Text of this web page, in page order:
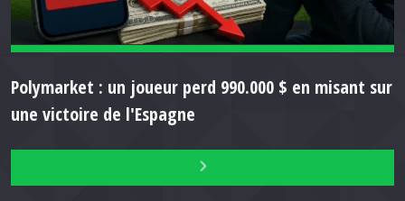
Polymarket : un joueur perd 990.000 $ en misant sur
une victoire de l'Espagne